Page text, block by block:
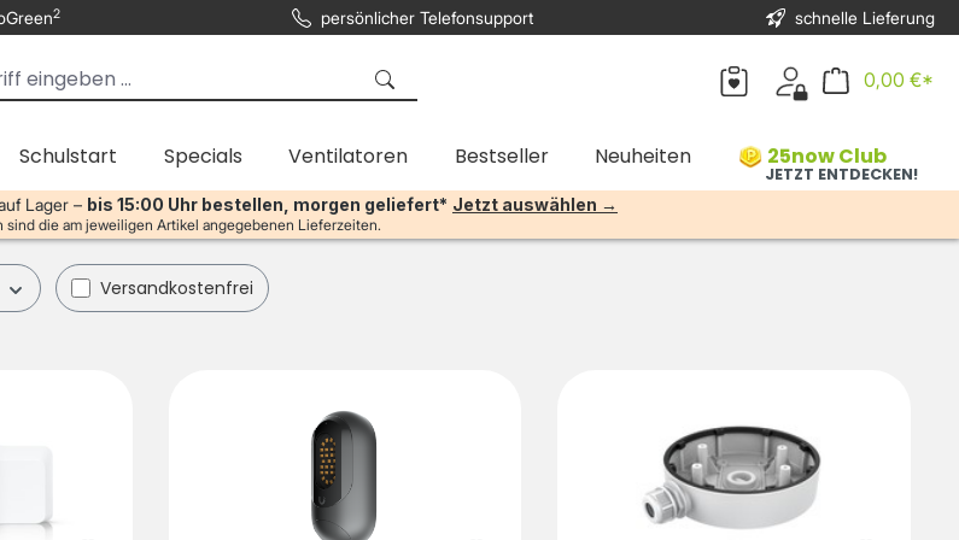
2 persönlicher Telefonsupport schnelle Lieferung
0,00 €*
Schulstart Specials Ventilatoren Bestseller Neuheiten 25now Club
JETZT ENTDECKEN!
Lager – bis 15:00 Uhr bestellen, morgen geliefert* Jetzt auswählen →
die am jeweiligen Artikel angegebenen Lieferzeiten.
Filter hinzufügen: Versandkostenfrei
Versandkostenfrei